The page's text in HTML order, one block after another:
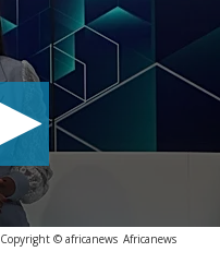
Copyright © africanews Africanews